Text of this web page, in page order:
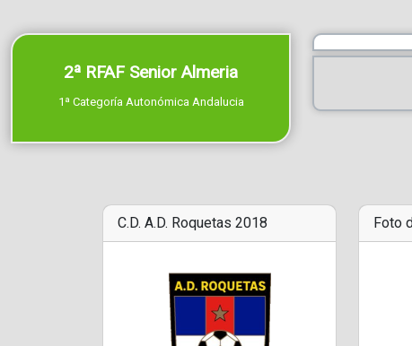
2ª RFAF Senior Almeria
1ª Categoría Autonómica Andalucia
C.D. A.D. Roquetas 2018 Foto